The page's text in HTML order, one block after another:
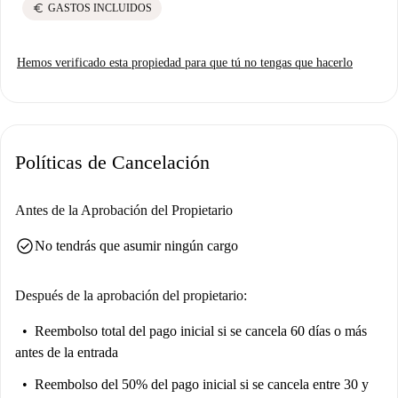
euro GASTOS INCLUIDOS
Hemos verificado esta propiedad para que tú no tengas que hacerlo
Políticas de Cancelación
Antes de la Aprobación del Propietario
check_circleNo tendrás que asumir ningún cargo
Después de la aprobación del propietario:
Reembolso total del pago inicial si se cancela 60 días o más
antes de la entrada
Reembolso del 50% del pago inicial si se cancela entre 30 y